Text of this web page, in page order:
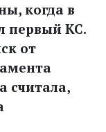
когда в
первый КС.
от
считала,